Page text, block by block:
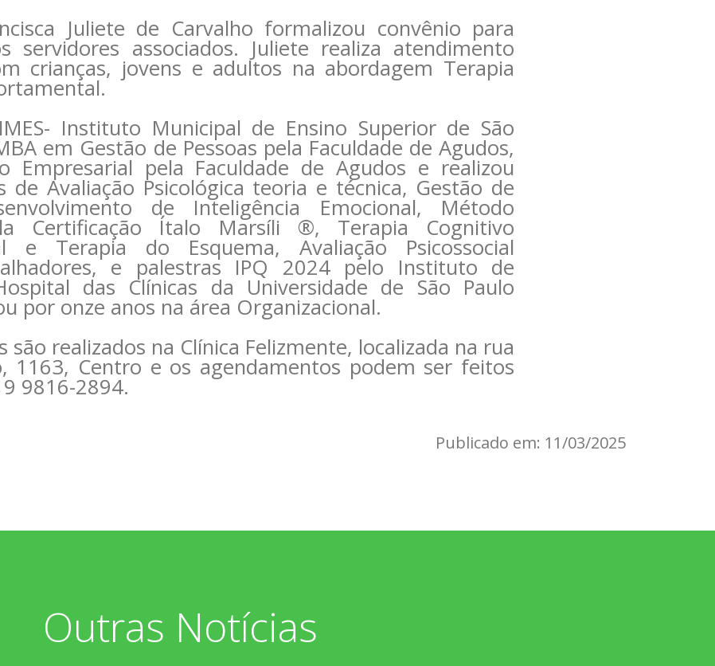
Juliete de Carvalho formalizou convênio para
servidores associados. Juliete realiza atendimento
crianças, jovens e adultos na abordagem Terapia
Instituto Municipal de Ensino Superior de São
em Gestão de Pessoas pela Faculdade de Agudos,
Empresarial pela Faculdade de Agudos e realizou
de Avaliação Psicológica teoria e técnica, Gestão de
de Inteligência Emocional, Método
Certificação Ítalo Marsíli ®, Terapia Cognitivo
e Terapia do Esquema, Avaliação Psicossocial
e palestras IPQ 2024 pelo Instituto de
das Clínicas da Universidade de São Paulo
por onze anos na área Organizacional.
são realizados na Clínica Felizmente, localizada na rua
1163, Centro e os agendamentos podem ser feitos
9816-2894.
Publicado em: 11/03/2025
Outras Notícias